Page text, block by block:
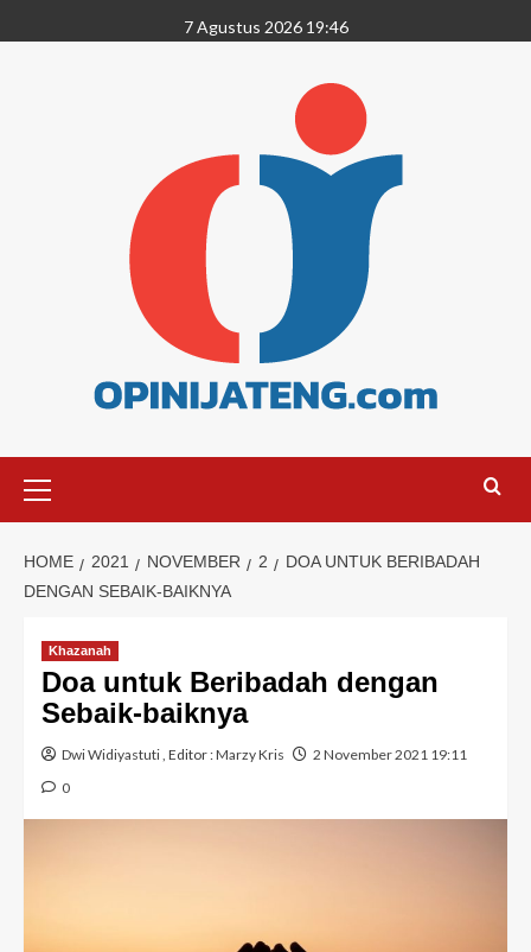
7 Agustus 2026 19:46
HOME 2021 NOVEMBER 2
DOA UNTUK BERIBADAH
DENGAN SEBAIK-BAIKNYA
Khazanah
Doa untuk Beribadah dengan
Sebaik-baiknya
Dwi Widiyastuti, Editor :Marzy Kris
2 November 2021 19:11
0